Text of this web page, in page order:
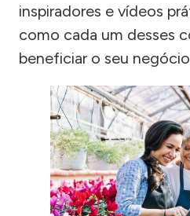
inspiradores e vídeos
como cada um desses
beneficiar o seu